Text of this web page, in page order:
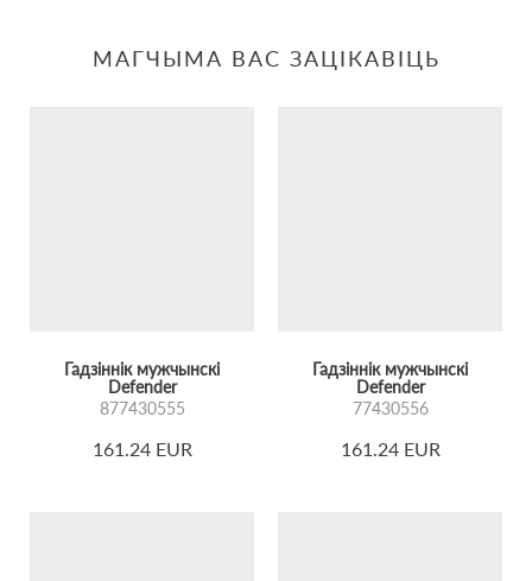
МАГЧЫМА ВАС ЗАЦІКАВІЦЬ
Гадзіннік мужчынскі
Defender
877430555
161.24 EUR
Гадзіннік мужчынскі
Defender
77430556
161.24 EUR